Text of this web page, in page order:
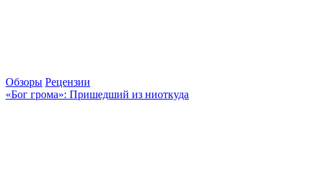
Обзоры Рецензии
«Бог грома»: Пришедший из ниоткуда